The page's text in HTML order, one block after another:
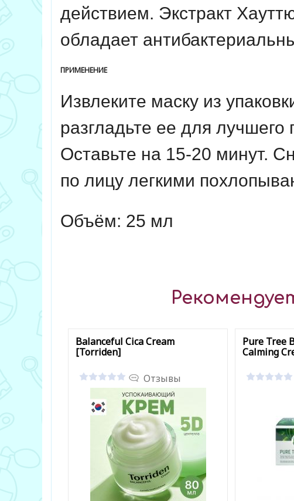
действием. Экстракт
обладает
ПРИМЕНЕНИЕ
Извлеките маску из
разгладьте ее для лучшего
Оставьте на 15-20 минут.
по лицу легкими
Объём: 25 мл
Balanceful Cica Cream
[Torriden]
Отзывы
Pure Tree
Calming